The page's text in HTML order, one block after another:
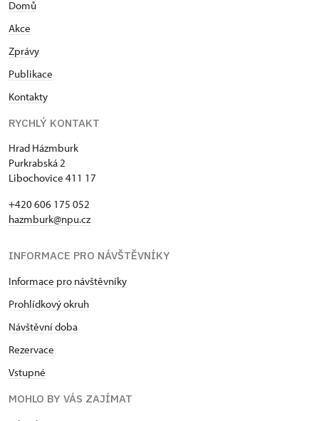
Domů
Akce
Zprávy
Publikace
Kontakty
RYCHLÝ KONTAKT
Hrad Házmburk
Purkrabská 2
Libochovice 411 17
+420 606 175 052
hazmburk@npu.cz
INFORMACE PRO NÁVŠTĚVNÍKY
Informace pro návštěvníky
Prohlídkový okruh
Návštěvní doba
Rezervace
Vstupné
MOHLO BY VÁS ZAJÍMAT